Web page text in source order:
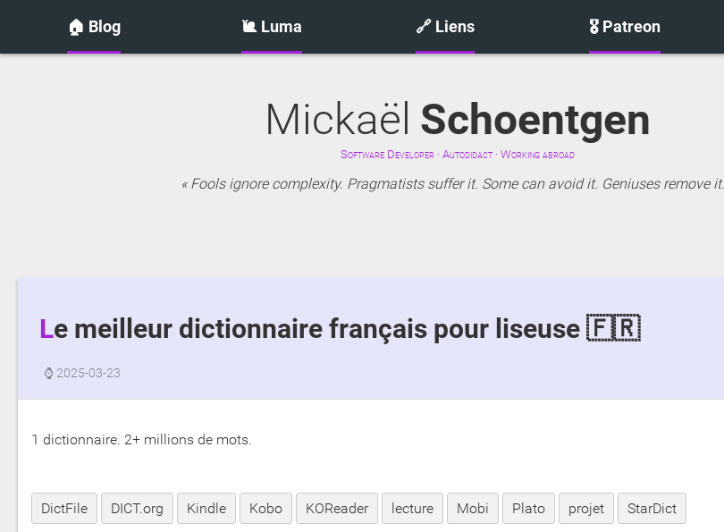
🏠 Blog 🐌 Luma 🔗 Liens 🎖️ Patreon
Mickaël Schoentgen
Software Developer · Autodidact · Working abroad
Fools ignore complexity. Pragmatists suffer it. Some can avoid it. Geniuses remove it.
Le meilleur dictionnaire français pour liseuse 🇫🇷
⌚ 2025-03-23
1 dictionnaire. 2+ millions de mots.
DictFile DICT.org Kindle Kobo KOReader lecture Mobi Plato projet StarDict